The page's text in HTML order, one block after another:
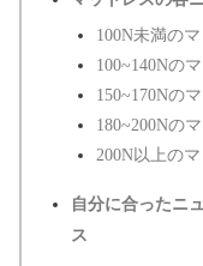
100N未満の
100~140Nの
150~170Nの
180~200Nの
200N以上の
自分に合ったニ
ス